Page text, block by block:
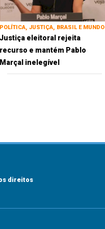
POLÍTICA, JUSTIÇA, BRASIL E MUNDO
Justiça eleitoral rejeita
recurso e mantém Pablo
Marçal inelegível
direitos